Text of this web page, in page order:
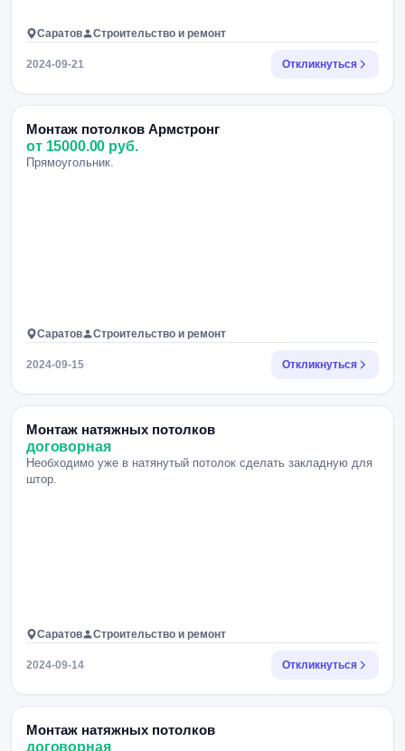
Саратов Строительство и ремонт
2024-09-21 Откликнуться
Монтаж потолков Армстронг
от 15000.00 руб.
Прямоугольник.
Саратов Строительство и ремонт
2024-09-15 Откликнуться
Монтаж натяжных потолков
договорная
Необходимо уже в натянутый потолок сделать закладную для
штор.
Саратов Строительство и ремонт
2024-09-14 Откликнуться
Монтаж натяжных потолков
договорная